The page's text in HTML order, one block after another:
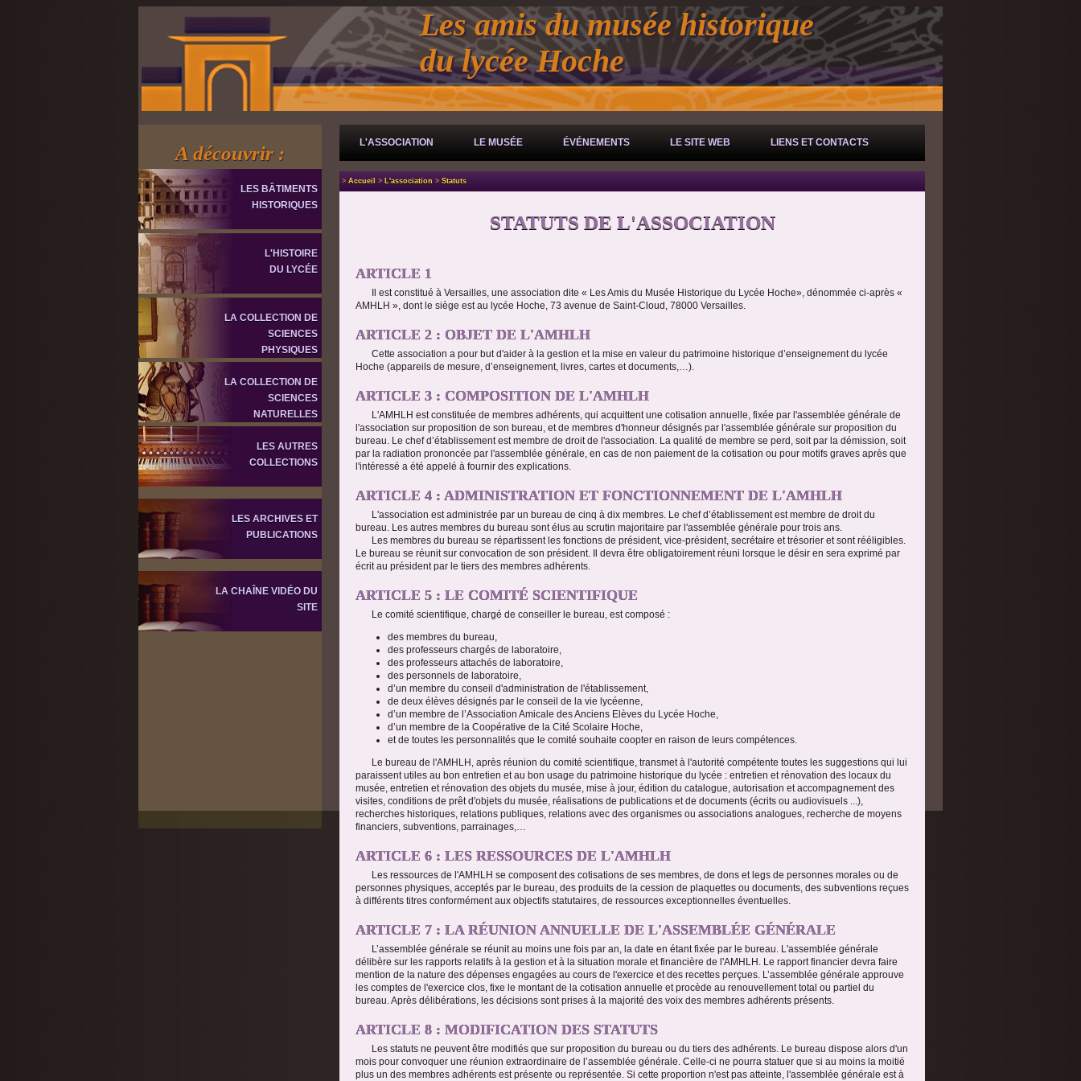
Les amis du musée historique
du lycée Hoche
A découvrir :
LES BÂTIMENTS
HISTORIQUES
L'HISTOIRE
DU LYCÉE
LA COLLECTION DE
SCIENCES
PHYSIQUES
LA COLLECTION DE
SCIENCES
NATURELLES
LES AUTRES
COLLECTIONS
LES ARCHIVES ET
PUBLICATIONS
LA CHAÎNE VIDÉO DU
SITE
L'ASSOCIATION LE MUSÉE ÉVÉNEMENTS LE SITE WEB LIENS ET CONTACTS
> Accueil > L'association > Statuts
STATUTS DE L'ASSOCIATION
ARTICLE 1
Il est constitué à Versailles, une association dite « Les Amis du Musée Historique du Lycée Hoche», dénommée ci-après «
AMHLH », dont le siège est au lycée Hoche, 73 avenue de Saint-Cloud, 78000 Versailles.
ARTICLE 2 : OBJET DE L'AMHLH
Cette association a pour but d'aider à la gestion et la mise en valeur du patrimoine historique d’enseignement du lycée
Hoche (appareils de mesure, d’enseignement, livres, cartes et documents,…).
ARTICLE 3 : COMPOSITION DE L'AMHLH
L'AMHLH est constituée de membres adhérents, qui acquittent une cotisation annuelle, fixée par l'assemblée générale de
l'association sur proposition de son bureau, et de membres d'honneur désignés par l'assemblée générale sur proposition du
bureau. Le chef d’établissement est membre de droit de l'association. La qualité de membre se perd, soit par la démission, soit
par la radiation prononcée par l'assemblée générale, en cas de non paiement de la cotisation ou pour motifs graves après que
l'intéressé a été appelé à fournir des explications.
ARTICLE 4 : ADMINISTRATION ET FONCTIONNEMENT DE L'AMHLH
L'association est administrée par un bureau de cinq à dix membres. Le chef d’établissement est membre de droit du
bureau. Les autres membres du bureau sont élus au scrutin majoritaire par l'assemblée générale pour trois ans.
Les membres du bureau se répartissent les fonctions de président, vice-président, secrétaire et trésorier et sont rééligibles.
Le bureau se réunit sur convocation de son président. Il devra être obligatoirement réuni lorsque le désir en sera exprimé par
écrit au président par le tiers des membres adhérents.
ARTICLE 5 : LE COMITÉ SCIENTIFIQUE
Le comité scientifique, chargé de conseiller le bureau, est composé :
des membres du bureau,
des professeurs chargés de laboratoire,
des professeurs attachés de laboratoire,
des personnels de laboratoire,
d’un membre du conseil d'administration de l'établissement,
de deux élèves désignés par le conseil de la vie lycéenne,
d’un membre de l’Association Amicale des Anciens Elèves du Lycée Hoche,
d’un membre de la Coopérative de la Cité Scolaire Hoche,
et de toutes les personnalités que le comité souhaite coopter en raison de leurs compétences.
Le bureau de l'AMHLH, après réunion du comité scientifique, transmet à l'autorité compétente toutes les suggestions qui lui
paraissent utiles au bon entretien et au bon usage du patrimoine historique du lycée : entretien et rénovation des locaux du
musée, entretien et rénovation des objets du musée, mise à jour, édition du catalogue, autorisation et accompagnement des
visites, conditions de prêt d'objets du musée, réalisations de publications et de documents (écrits ou audiovisuels ...),
recherches historiques, relations publiques, relations avec des organismes ou associations analogues, recherche de moyens
financiers, subventions, parrainages,…
ARTICLE 6 : LES RESSOURCES DE L'AMHLH
Les ressources de l'AMHLH se composent des cotisations de ses membres, de dons et legs de personnes morales ou de
personnes physiques, acceptés par le bureau, des produits de la cession de plaquettes ou documents, des subventions reçues
à différents titres conformément aux objectifs statutaires, de ressources exceptionnelles éventuelles.
ARTICLE 7 : LA RÉUNION ANNUELLE DE L'ASSEMBLÉE GÉNÉRALE
L’assemblée générale se réunit au moins une fois par an, la date en étant fixée par le bureau. L'assemblée générale
délibère sur les rapports relatifs à la gestion et à la situation morale et financière de l'AMHLH. Le rapport financier devra faire
mention de la nature des dépenses engagées au cours de l'exercice et des recettes perçues. L’assemblée générale approuve
les comptes de l'exercice clos, fixe le montant de la cotisation annuelle et procède au renouvellement total ou partiel du
bureau. Après délibérations, les décisions sont prises à la majorité des voix des membres adhérents présents.
ARTICLE 8 : MODIFICATION DES STATUTS
Les statuts ne peuvent être modifiés que sur proposition du bureau ou du tiers des adhérents. Le bureau dispose alors d'un
mois pour convoquer une réunion extraordinaire de l’assemblée générale. Celle-ci ne pourra statuer que si au moins la moitié
plus un des membres adhérents est présente ou représentée. Si cette proportion n'est pas atteinte, l'assemblée générale est à